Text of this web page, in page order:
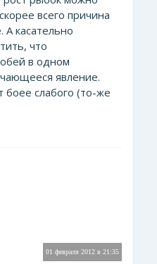
всего причина
А касательно
что
в одном
явление.
боее слабого (то-же
01 февраля 2012 в 21:35